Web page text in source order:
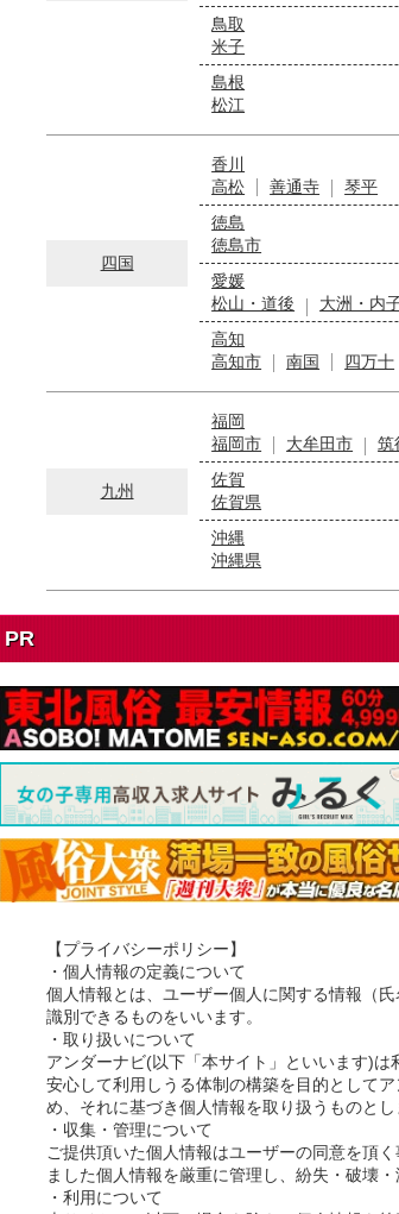
鳥取
米子
島根
松江
四国
香川
高松
善通寺
琴平
徳島
徳島市
愛媛
松山・道後
大洲・内
高知
高知市
南国 四万十
九州
福岡
福岡市
大牟田市 筑
佐賀
佐賀県
沖縄
沖縄県
PR
【プライバシーポリシー】
・個人情報の定義について
個人情報とは、ユーザー個人に関する情報（
識別できるものをいいます。
・取り扱いについて
アンダーナビ(以下「本サイト」といいます)
安心して利用しうる体制の構築を目的として
め、それに基づき個人情報を取り扱うものとし
・収集・管理について
ご提供頂いた個人情報はユーザーの同意を頂
ました個人情報を厳重に管理し、紛失・破壊
・利用について